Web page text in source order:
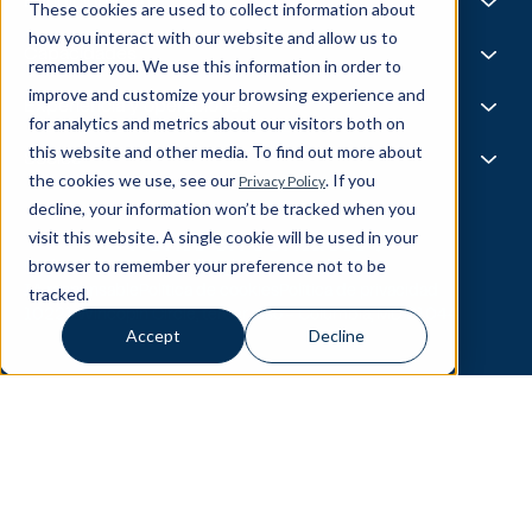
These cookies are used to collect information about
how you interact with our website and allow us to
remember you. We use this information in order to
improve and customize your browsing experience and
for analytics and metrics about our visitors both on
this website and other media. To find out more about
the cookies we use, see our Privacy Policy. If you
decline, your information won’t be tracked when you
visit this website. A single cookie will be used in your
browser to remember your preference not to be
tracked.
Accept Decline
Tecnología, medios y telecomunicaciones
Medios y eventos
Noticias
Bolsa de trabajo
Todas las estrellas
Aspectos destacados del equipo
Mezcla X
Ciencia de datos
Ingeniería de datos
Inteligencia empresarial
Gobernanza de datos
MLOP
Experiencia y operaciones
Experiencia del cliente
Producto
Operaciones empresariales
Cadena de suministro
Socios
About Our Partners
Data Bricks
Copo de nieve
Ponte en contacto
© Blend3602026— All Rights Reserved.
IA responsable
10221 Wincopin Circle, tercer piso - Columbia, MD 21044